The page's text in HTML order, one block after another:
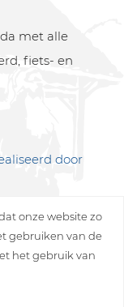
met alle
fiets- en
door
onze website zo
gebruiken van de
het gebruik van